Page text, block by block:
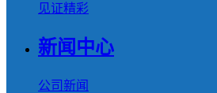
见证精彩
新闻中心
公司新闻